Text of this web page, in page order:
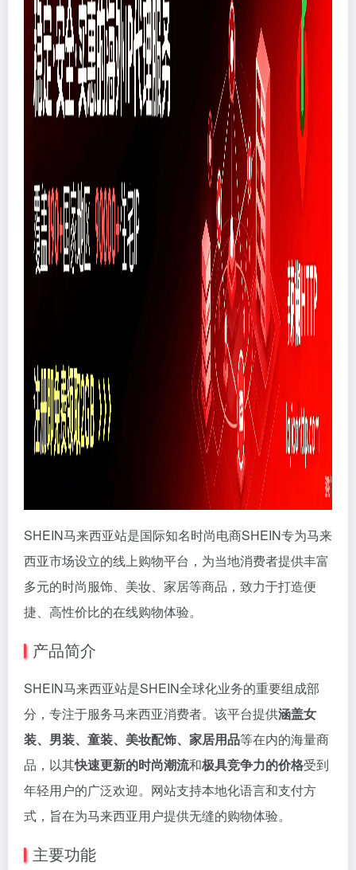
SHEIN马来西亚站是国际知名时尚电商SHEIN专为马来
西亚市场设立的线上购物平台，为当地消费者提供丰富
多元的时尚服饰、美妆、家居等商品，致力于打造便
捷、高性价比的在线购物体验。
产品简介
SHEIN马来西亚站是SHEIN全球化业务的重要组成部
分，专注于服务马来西亚消费者。该平台提供涵盖女
装、男装、童装、美妆配饰、家居用品等在内的海量商
品，以其快速更新的时尚潮流和极具竞争力的价格受到
年轻用户的广泛欢迎。网站支持本地化语言和支付方
式，旨在为马来西亚用户提供无缝的购物体验。
主要功能